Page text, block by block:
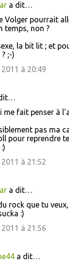
a dit…
Volger pourrait
temps, non ?
la bit lit ; et
;-)
à 20:49
me fait penser à
pas ma
pour reprendre
à 21:52
a dit…
rock que tu
:)
à 21:56
a dit…